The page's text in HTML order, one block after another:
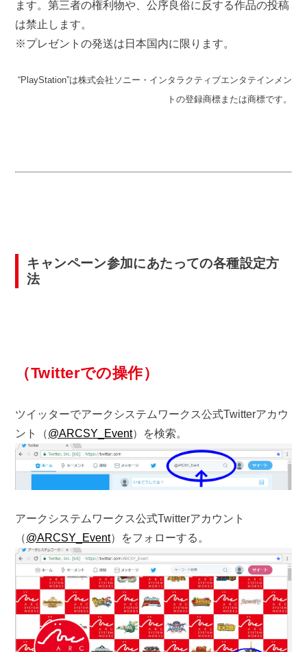
ます。第三者の権利物や、公序良俗に反する作品の投稿
は禁止します。
※プレゼントの発送は日本国内に限ります。
“PlayStation”は株式会社ソニー・インタラクティブエンタテインメン
トの登録商標または商標です。
キャンペーン参加にあたっての各種設定方
法
（Twitterでの操作）
ツイッターでアークシステムワークス公式Twitterアカウ
ント（@ARCSY_Event）を検索。
アークシステムワークス公式Twitterアカウント
（@ARCSY_Event）をフォローする。